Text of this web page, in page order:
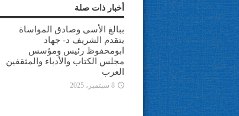
أخبار ذات صلة
ببالغ الأسى وصادق المواساة
يتقدم الشريف د- جهاد
ابومحفوظ رئيس ومؤسس
مجلس الكتاب والأدباء والمثقفين
العرب
8 سبتمبر، 2025